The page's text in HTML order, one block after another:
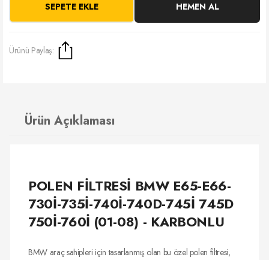
SEPETE EKLE HEMEN AL
Ürünü Paylaş:
Ürün Açıklaması
POLEN FİLTRESİ BMW E65-E66-
730İ-735İ-740İ-740D-745İ 745D
750İ-760İ (01-08) - KARBONLU
BMW araç sahipleri için tasarlanmış olan bu özel polen filtresi,